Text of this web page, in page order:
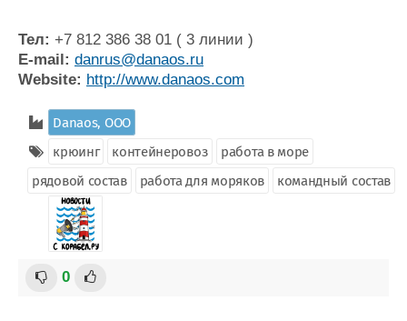
Тел: +7 812 386 38 01 ( 3 линии )
Е-mail: danrus@danaos.ru
Website: http://www.danaos.com
Danaos, ООО
крюинг
контейнеровоз
работа в море
рядовой состав
работа для моряков командный состав
0